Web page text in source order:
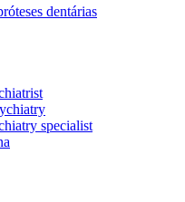
dentárias
specialist